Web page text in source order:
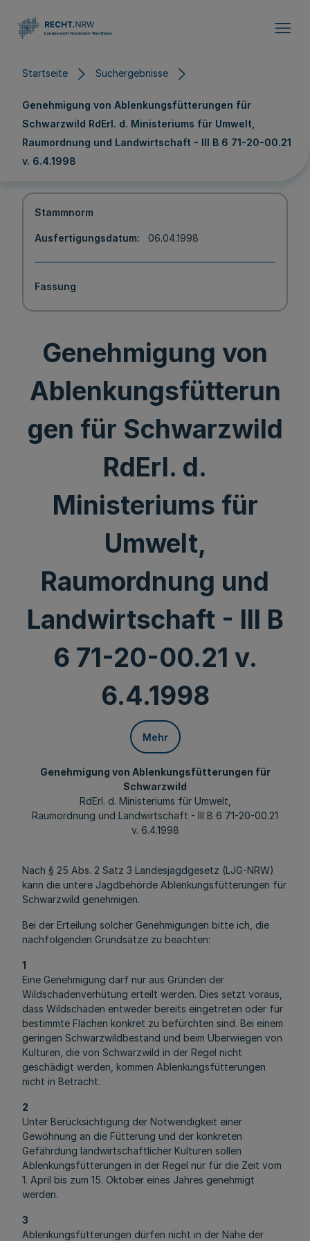
Startseite Suchergebnisse
Genehmigung von Ablenkungsfütterungen für
Schwarzwild RdErl. d. Ministeriums für Umwelt,
Raumordnung und Landwirtschaft - III B 6 71-20-00.21
v. 6.4.1998
Stammnorm
Ausfertigungsdatum 06.04.1998
Fassung
Genehmigung von
Ablenkungsfütterun
gen für Schwarzwild
RdErl. d.
Ministeriums für
Umwelt,
Raumordnung und
Landwirtschaft - III B
6 71-20-00.21 v.
6.4.1998
Mehr
Genehmigung von Ablenkungsfütterungen für
Schwarzwild
RdErl. d. Ministeriums für Umwelt,
Raumordnung und Landwirtschaft - III B 6 71-20-00.21
v. 6.4.1998
Nach § 25 Abs. 2 Satz 3 Landesjagdgesetz (LJG-NRW)
kann die untere Jagdbehörde Ablenkungsfütterungen für
Schwarzwild genehmigen.
Bei der Erteilung solcher Genehmigungen bitte ich, die
nachfolgenden Grundsätze zu beachten:
1
Eine Genehmigung darf nur aus Gründen der
Wildschadenverhütung erteilt werden. Dies setzt voraus,
dass Wildschäden entweder bereits eingetreten oder für
bestimmte Flächen konkret zu befürchten sind. Bei einem
geringen Schwarzwildbestand und beim Überwiegen von
Kulturen, die von Schwarzwild in der Regel nicht
geschädigt werden, kommen Ablenkungsfütterungen
nicht in Betracht.
2
Unter Berücksichtigung der Notwendigkeit einer
Gewöhnung an die Fütterung und der konkreten
Gefährdung landwirtschaftlicher Kulturen sollen
Ablenkungsfütterungen in der Regel nur für die Zeit vom
1. April bis zum 15. Oktober eines Jahres genehmigt
werden.
3
Ablenkungsfütterungen dürfen nicht in der Nähe der